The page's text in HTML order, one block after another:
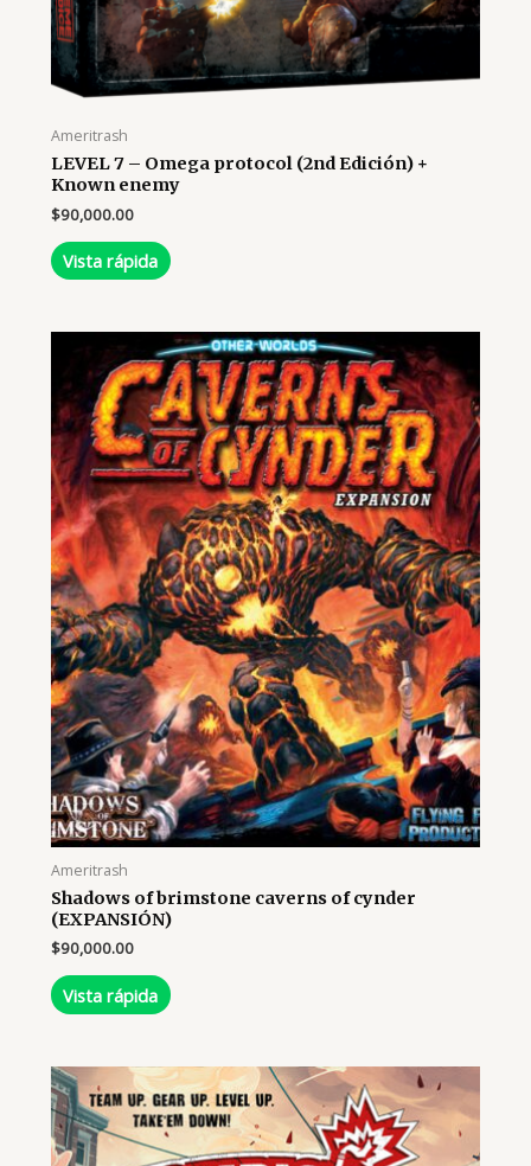
Ameritrash
LEVEL 7 – Omega protocol (2nd Edición) +
Known enemy
$90,000.00
Vista rápida
Ameritrash
Shadows of brimstone caverns of cynder
(EXPANSIÓN)
$90,000.00
Vista rápida